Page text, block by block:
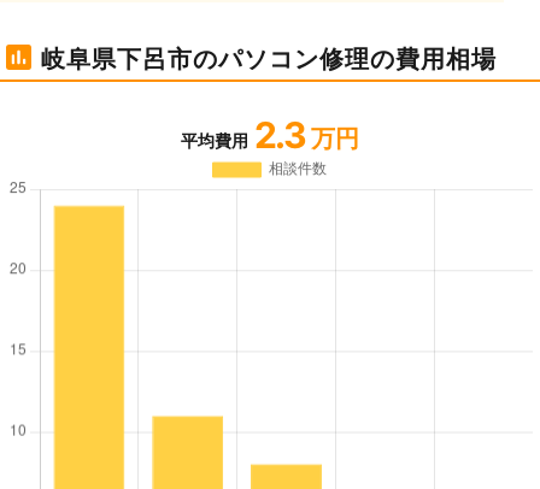
岐阜県下呂市のパソコン修理の費用相場
平均費用 2.3 万円